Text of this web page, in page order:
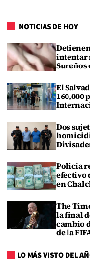
NOTICIAS DE HOY
intentar
Sureños
El
160,000
Dos
Policía
efectivo
en
The
la final
cambio
de la
LO MÁS VISTO DEL